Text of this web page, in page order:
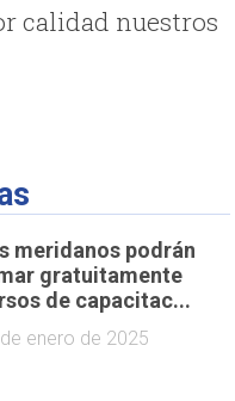
calidad nuestros
meridanos podrán
gratuitamente
de capacitac...
enero de 2025